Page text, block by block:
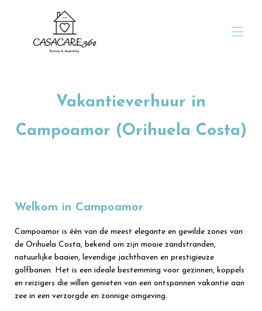
Verblijf tot 9 nachten
Verblijf van 10 nachten of meer
Onze promoties
Neem contact met ons op
Vakantieverhuur in
Campoamor (Orihuela Costa)
Welkom in Campoamor
Campoamor is één van de meest elegante en gewilde zones van
de Orihuela Costa, bekend om zijn mooie zandstranden,
natuurlijke baaien, levendige jachthaven en prestigieuze
golfbanen. Het is een ideale bestemming voor gezinnen, koppels
en reizigers die willen genieten van een ontspannen vakantie aan
zee in een verzorgde en zonnige omgeving.